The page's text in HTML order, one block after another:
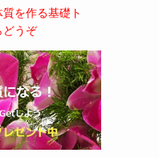
を作る基礎ト
どうぞ